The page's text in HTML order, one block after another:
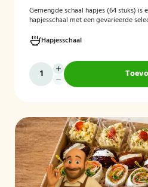
Gemengde schaal hapjes (64 stuks) is
hapjesschaal met een gevarieerde
recepties, bedrijfsborrels en andere
64 hapjes is deze schaal geschikt om
voorzien van smakelijke en
Hapjesschaal